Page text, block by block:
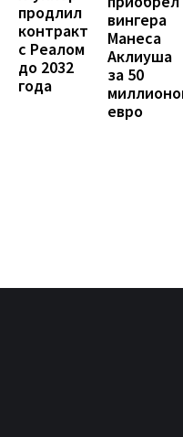
продлил
контракт
с Реалом
до 2032
года
вингера
Манеса
Аклиуша
за 50
евро